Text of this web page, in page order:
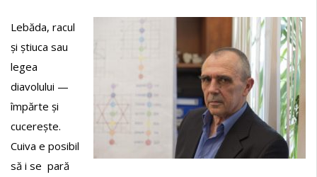
Lebăda, racul
și știuca sau
legea
diavolului —
împărte și
cucerește.
Cuiva e posibil
să i se pară